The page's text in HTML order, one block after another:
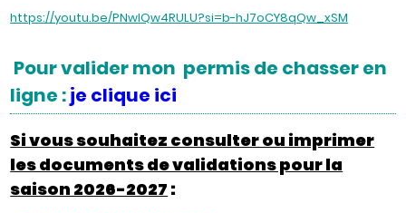
https://youtu.be/PNwlQw4RULU?si=b-hJ7oCY8qQw_xSM
Pour valider mon permis de chasser en
ligne :je clique ici
Si vous souhaitez consulter ou imprimer
les documents de validations pour la
saison 2026-2027 :